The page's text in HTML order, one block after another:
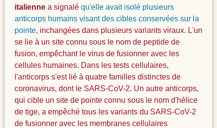
italiennea signalé qu'elle avait isolé plusieurs
anticorps humains visant des cibles conservées sur la
pointe, inchangées dans plusieurs variants viraux. L'un
se lie à un site connu sous le nom de peptide de
fusion, empêchant le virus de fusionner avec les
cellules humaines. Dans les tests cellulaires,
l'anticorps s'est lié à quatre familles distinctes de
coronavirus, dont le SARS-CoV-2. Un autre anticorps,
qui cible un site de pointe connu sous le nom d'hélice
de tige, a empêché tous les variants du SARS-CoV-2
de fusionner avec les membranes cellulaires